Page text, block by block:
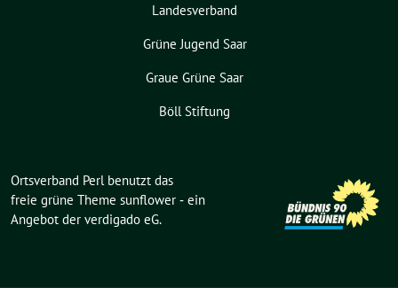
Landesverband
Grüne Jugend Saar
Graue Grüne Saar
Böll Stiftung
Ortsverband Perl benutzt das
freie grüne Theme sunflower ‐ ein
Angebot der verdigado eG.